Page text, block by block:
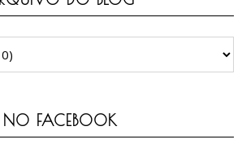
NO FACEBOOK